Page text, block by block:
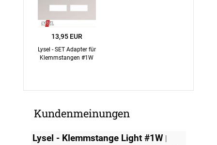
13,95 EUR
Lysel - SET Adapter für
Klemmstangen #1W
Kundenmeinungen
Lysel - Klemmstange Light #1W |